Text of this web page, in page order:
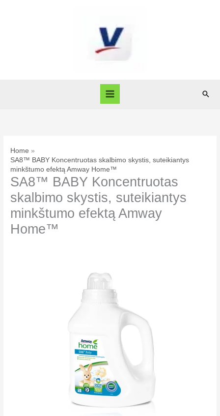
Home
SA8™ BABY Koncentruotas skalbimo skystis, suteikiantys
minkštumo efektą Amway Home™
SA8™ BABY Koncentruotas
skalbimo skystis, suteikiantys
minkštumo efektą Amway
Home™